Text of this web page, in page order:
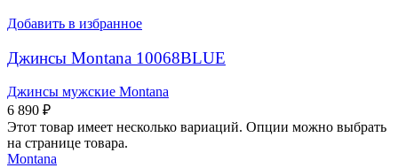
Добавить в избранное
Джинсы Montana 10068BLUE
Джинсы мужские Montana
6 890 ₽
Этот товар имеет несколько вариаций. Опции можно выбрать
на странице товара.
Montana